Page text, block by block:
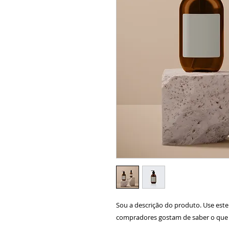
Sou a descrição do produto. Use
compradores gostam de saber o